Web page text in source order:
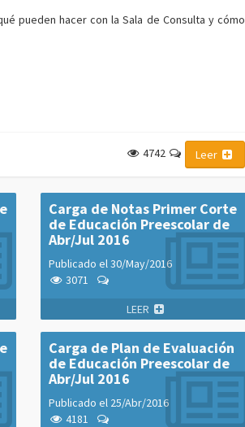
pueden hacer con la Sala de Consulta y cómo
4742 Leer
Carga de Notas Primer Corte
de Educación Preescolar de
Abr/Jul 2016
Publicado el30/May/2016
3071
LEER
Carga de Plan de Evaluación
de Educación Preescolar de
Abr/Jul 2016
Publicado el 25/Abr/2016
4181